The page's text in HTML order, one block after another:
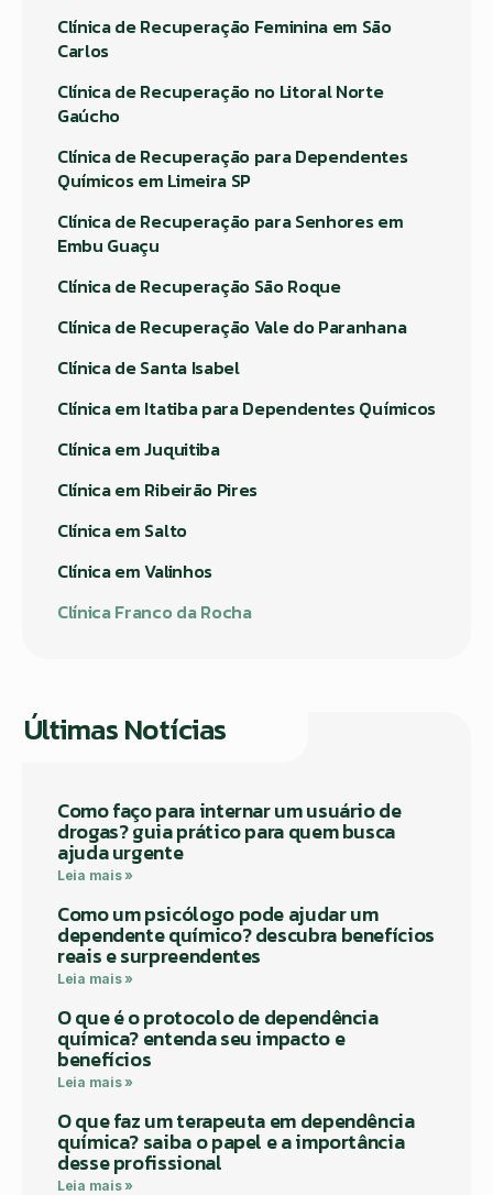
Clínica de Recuperação Feminina em São
Carlos
Clínica de Recuperação no Litoral Norte
Gaúcho
Clínica de Recuperação para Dependentes
Químicos em Limeira SP
Clínica de Recuperação para Senhores em
Embu Guaçu
Clínica de Recuperação São Roque
Clínica de Recuperação Vale do Paranhana
Clínica de Santa Isabel
Clínica em Itatiba para Dependentes Químicos
Clínica em Juquitiba
Clínica em Ribeirão Pires
Clínica em Salto
Clínica em Valinhos
Clínica Franco da Rocha
Últimas Notícias
Como faço para internar um usuário de
drogas? guia prático para quem busca
ajuda urgente
Leia mais »
Como um psicólogo pode ajudar um
dependente químico? descubra benefícios
reais e surpreendentes
Leia mais »
O que é o protocolo de dependência
química? entenda seu impacto e
benefícios
Leia mais »
O que faz um terapeuta em dependência
química? saiba o papel e a importância
desse profissional
Leia mais »